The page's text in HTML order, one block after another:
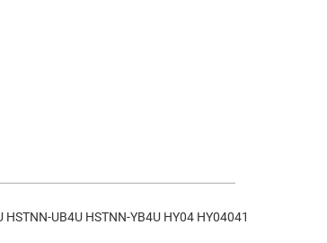
UB4U HSTNN-YB4U HY04 HY04041